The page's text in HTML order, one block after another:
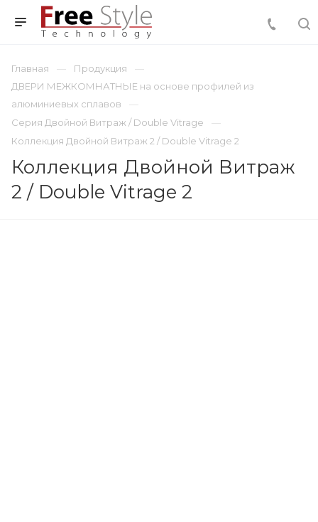
Главная
Продукция
ДВЕРИ МЕЖКОМНАТНЫЕ на основе профилей из
алюминиевых сплавов
Серия Двойной Витраж / Double Vitrage
Коллекция Двойной Витраж 2 / Double Vitrage 2
Коллекция Двойной Витраж
2 / Double Vitrage 2